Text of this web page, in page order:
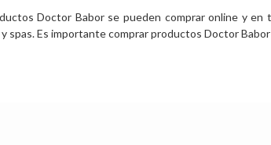
Doctor Babor se pueden comprar online y en
y spas. Es importante comprar productos Doctor